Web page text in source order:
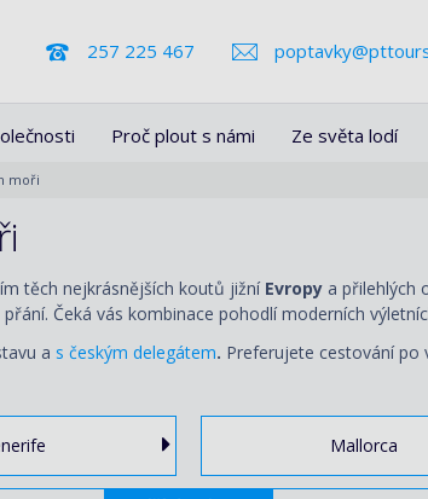
257 225 467
Proč plout s námi Ze světa lodí
moři
těch nejkrásnějších koutů jižní Evropy a přilehlých
přání. Čeká vás kombinace pohodlí moderních
a s českým delegátem. Preferujete cestování po
Mallorca